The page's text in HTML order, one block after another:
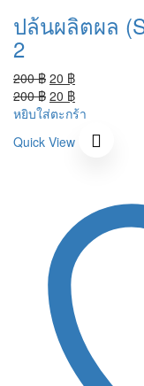
ปล้นผลิตผล
2
200฿ Original
price
was:
20 ฿Current
price
is:
20 ฿.
200฿ Original
price
200 ฿.
20 ฿Current
price
20 ฿.
หยิบใส่ตะกร้า
Quick View